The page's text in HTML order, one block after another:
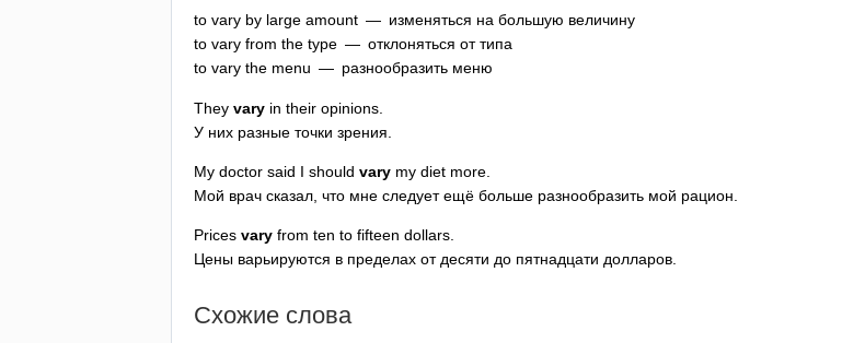
to vary by large amount — изменяться на большую величину
to vary from the type — отклоняться от типа
to vary the menu — разнообразить меню
They vary in their opinions
У них разные точки зрения.
My doctor said I should vary my diet more
Мой врач сказал, что мне следует ещё больше разнообразить мой рацион.
Prices vary from ten to fifteen dollars.
Цены варьируются в пределах от десяти до пятнадцати долларов.
Схожие слова